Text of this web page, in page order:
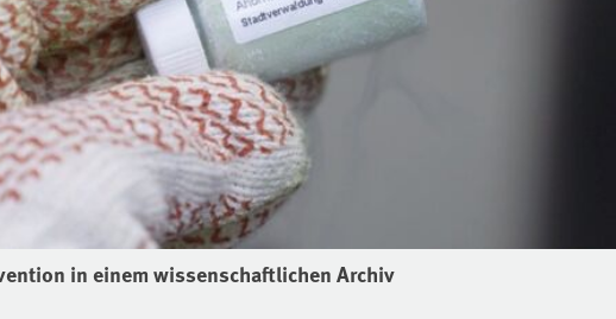
in einem wissenschaftlichen Archiv